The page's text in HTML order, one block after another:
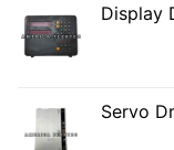
Display
Servo